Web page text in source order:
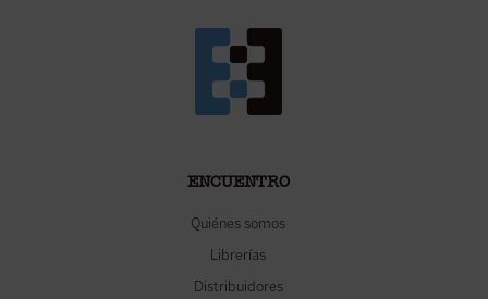
ENCUENTRO
Quiénes somos
Librerías
Distribuidores